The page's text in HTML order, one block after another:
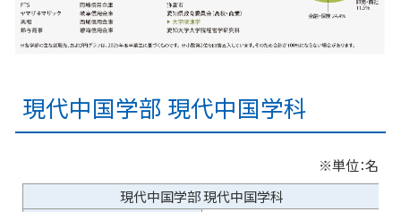
現代中国学部 現代中国学科
※単位：名
現代中国学部 現代中国学科